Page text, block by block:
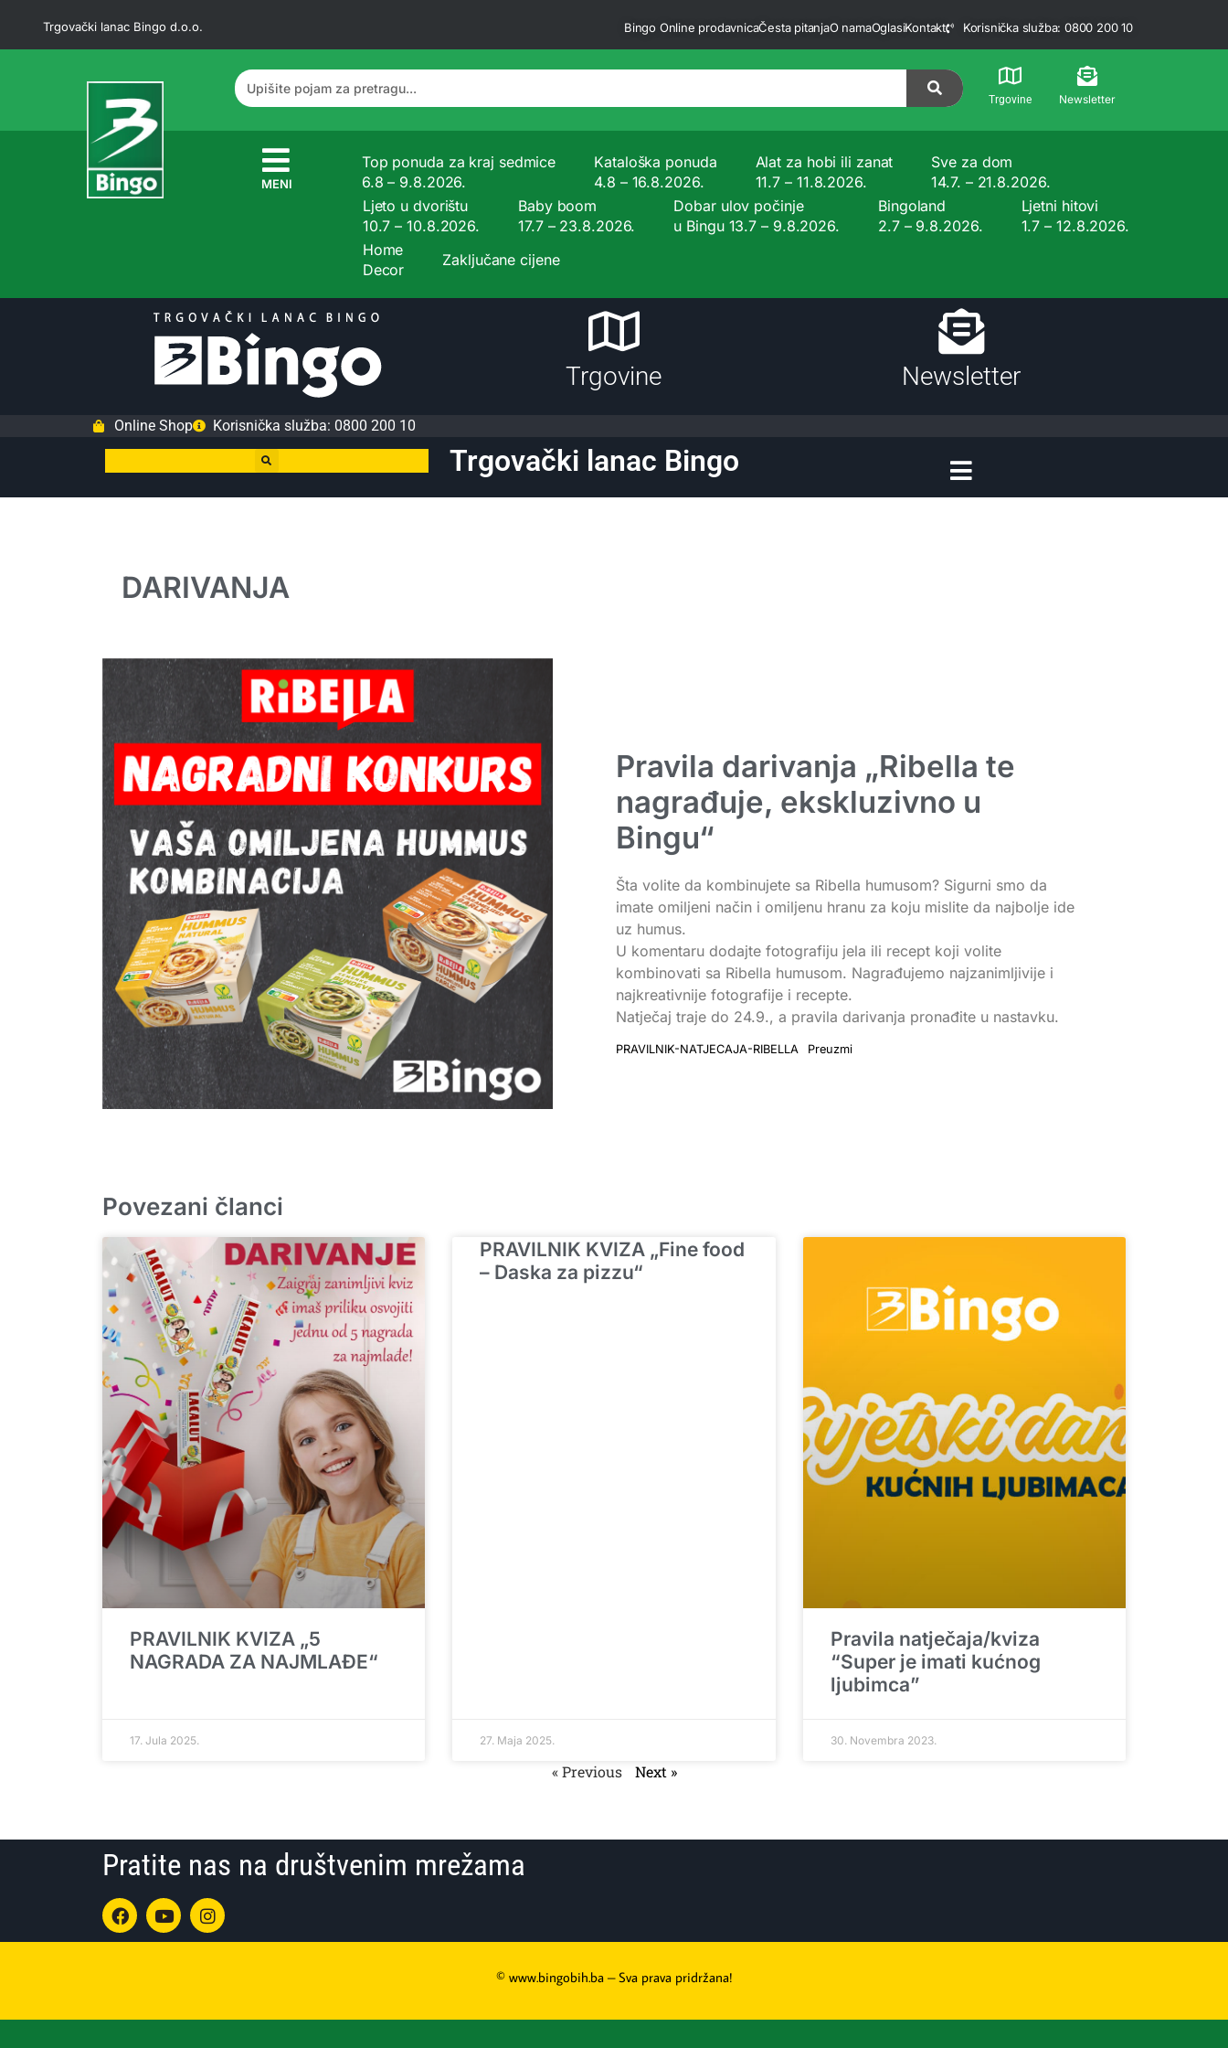
Trgovački lanac Bingo d.o.o. Bingo Online prodavnicaČesta pitanjaO namaOglasiKontakt Korisnička služba: 0800 200 10
Trgovine Newsletter
MENI
Top ponuda za kraj sedmice
6.8 – 9.8.2026.
Kataloška ponuda
4.8 – 16.8.2026.
Alat za hobi ili zanat
11.7 – 11.8.2026.
Sve za dom
14.7. – 21.8.2026.
Ljeto u dvorištu
10.7 – 10.8.2026.
Baby boom
17.7 – 23.8.2026.
Dobar ulov počinje
u Bingu 13.7 – 9.8.2026.
Bingoland
2.7 – 9.8.2026.
Ljetni hitovi
1.7 – 12.8.2026.
Home
Decor
Zaključane cijene
Trgovine Newsletter
Online Shop Korisnička služba: 0800 200 10
Trgovački lanac Bingo
DARIVANJA
Pravila darivanja „Ribella te
nagrađuje, ekskluzivno u
Bingu“
Šta volite da kombinujete sa Ribella humusom? Sigurni smo da
imate omiljeni način i omiljenu hranu za koju mislite da najbolje ide
uz humus.
U komentaru dodajte fotografiju jela ili recept koji volite
kombinovati sa Ribella humusom. Nagrađujemo najzanimljivije i
najkreativnije fotografije i recepte.
Natječaj traje do 24.9., a pravila darivanja pronađite u nastavku.
PRAVILNIK-NATJECAJA-RIBELLA Preuzmi
Povezani članci
PRAVILNIK KVIZA „5
NAGRADA ZA NAJMLAĐE“
17. Jula 2025.
PRAVILNIK KVIZA „Fine food
– Daska za pizzu“
27. Maja 2025.
Pravila natječaja/kviza
“Super je imati kućnog
ljubimca”
30. Novembra 2023.
« Previous Next »
Pratite nas na društvenim mrežama
© www.bingobih.ba – Sva prava pridržana!